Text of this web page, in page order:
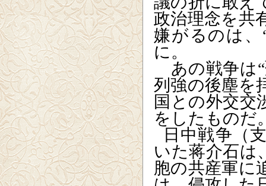
政治理念を共
嫌がるのは
に。
あの戦争は“
列強の後塵を
国との外交交
をしたものだ
日中戦争（
いた蒋介石は
胞の共産軍に